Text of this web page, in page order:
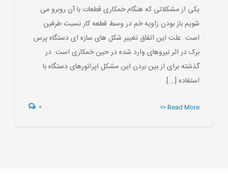
یکی از مشکلاتی که هنگام خمکاری قطعات با آن روبرو می
شویم باز بودن زاویه خم در وسط قطعه کار نسبت طرفین
است. علت این اتفاق تغییر شکل های سازه ای دستگاه پرس
برک در اثر نیروهای وارد شده در حین خمکاری است. در
گذشته برای از بین بردن این مشکل اپراتورهای دستگاه با
استفاده [...]
> Read More
0